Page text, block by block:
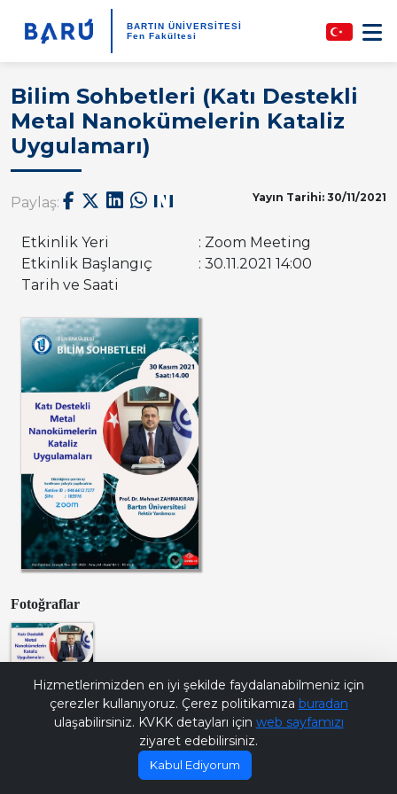
BARTIN ÜNİVERSİTESİ
Fen Fakültesi
Bilim Sohbetleri (Katı Destekli
Metal Nanokümelerin Kataliz
Uygulamarı)
Paylaş: Yayın Tarihi: 30/11/2021
Etkinlik Yeri
: Zoom Meeting
Etkinlik Başlangıç
Tarih ve Saati
: 30.11.2021 14:00
Fotoğraflar
Hizmetlerimizden en iyi şekilde faydalanabilmeniz için
çerezler kullanıyoruz. Çerez politikamıza buradan
ulaşabilirsiniz. KVKK detayları için web sayfamızı
ziyaret edebilirsiniz.
Kabul Ediyorum
Bana Soru Sor | Ask Me